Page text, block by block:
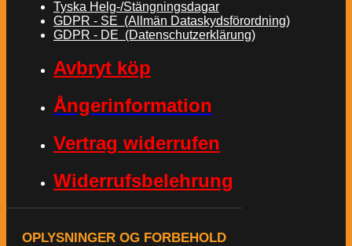
Tyska Helg-/Stängningsdagar
GDPR - SE (Allmän Dataskydsförordning)
GDPR - DE (Datenschutzerklärung)
Avbryt köp
Ångerinformation
Vertrag widerrufen
Widerrufsbelehrung
OPLYSNINGER OG FORBEHOLD